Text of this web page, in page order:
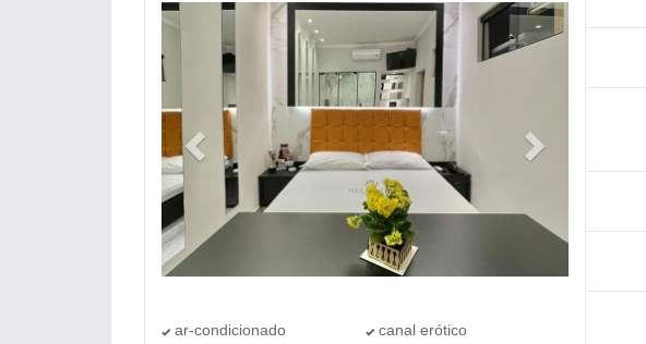
ar-condicionado
canal erótico